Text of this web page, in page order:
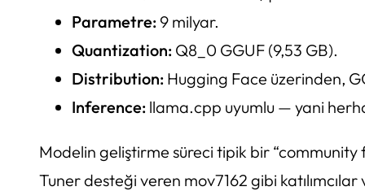
Parametre: 9 milyar.
Quantization: Q8_0 GGUF (9,53 GB).
Distribution: Hugging Face üzerinden,
Inference: llama.cpp uyumlu — yani
Modelin geliştirme süreci tipik bir
Tuner desteği veren mov7162 gibi